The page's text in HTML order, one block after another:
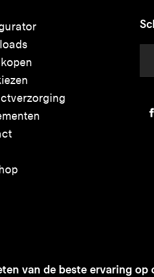
van de beste ervaring op